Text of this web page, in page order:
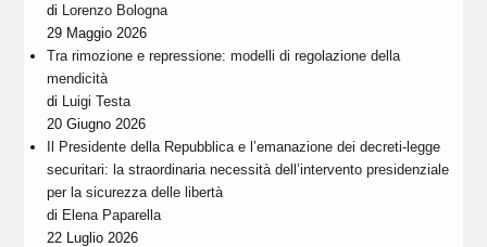
di
Lorenzo Bologna
29 Maggio 2026
Tra rimozione e repressione: modelli di regolazione della
mendicità
di
Luigi Testa
20 Giugno 2026
Il Presidente della Repubblica e l’emanazione dei decreti-legge
securitari: la straordinaria necessità dell’intervento presidenziale
per la sicurezza delle libertà
di Elena Paparella
22 Luglio 2026